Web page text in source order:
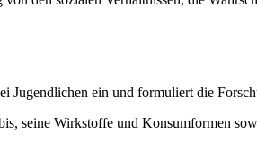
Jugendlichen ein und formuliert die
seine Wirkstoffe und Konsumformen